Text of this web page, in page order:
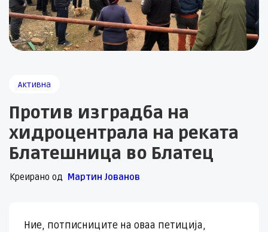
Активна
Против изградба на
хидроцентрала на реката
Блатешница во Блатец
Креирано од Мартин Јованов
Ние, потписниците на оваа петиција,